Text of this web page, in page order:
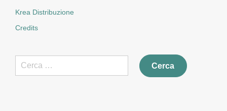
Krea Distribuzione
Credits
per: